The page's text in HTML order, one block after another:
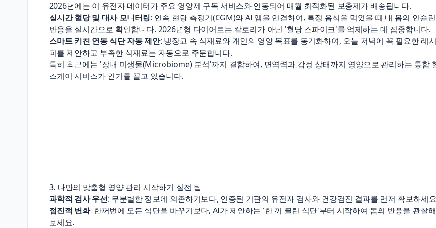
2026년에는 이 유전자 데이터가 주요 영양제 구독 서비스와 연동되어 매월 최적화된 보충제가 배송됩니다.
실시간 혈당 및 대사 모니터링: 연속 혈당 측정기(CGM)와 AI 앱을 연결하여, 특정 음식을 먹었을 때 내 몸의 인슐린
반응을 실시간으로 확인합니다. 2026년형 다이어트는 칼로리가 아닌 '혈당 스파이크'를 억제하는 데 집중합니다.
스마트 키친 연동 식단 자동 제안: 냉장고 속 식재료와 개인의 영양 목표를 동기화하여, 오늘 저녁에 꼭 필요한 레시
피를 제안하고 부족한 식재료는 자동으로 주문합니다.
특히 최근에는 '장내 미생물(Microbiome) 분석'까지 결합하여, 면역력과 감정 상태까지 영양으로 관리하는 통합
스케어 서비스가 인기를 끌고 있습니다.
3. 나만의 맞춤형 영양 관리 시작하기 실전 팁
과학적 검사 우선: 무분별한 정보에 의존하기보다, 인증된 기관의 유전자 검사와 건강검진 결과를 먼저 확보하세
점진적 변화: 한꺼번에 모든 식단을 바꾸기보다, AI가 제안하는 '한 끼 클린 식단'부터 시작하여 몸의 반응을 관찰해
보세요.